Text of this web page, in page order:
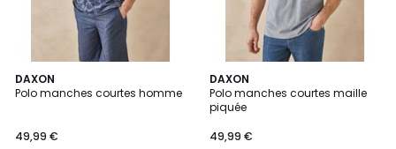
DAXON
Polo manches courtes homme
49,99 €
DAXON
Polo manches courtes maille
piquée
49,99 €